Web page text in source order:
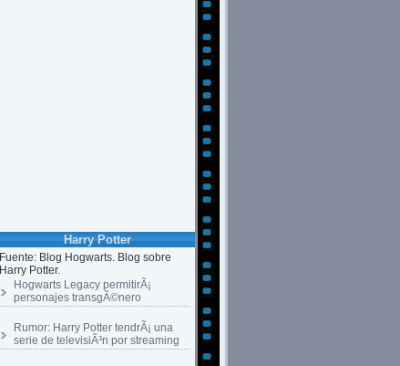
Harry Potter
Fuente: Blog Hogwarts. Blog sobre
Harry Potter.
Hogwarts Legacy permitirÃ¡
personajes transgÃ©nero
Rumor: Harry Potter tendrÃ¡ una
serie de televisiÃ³n por streaming